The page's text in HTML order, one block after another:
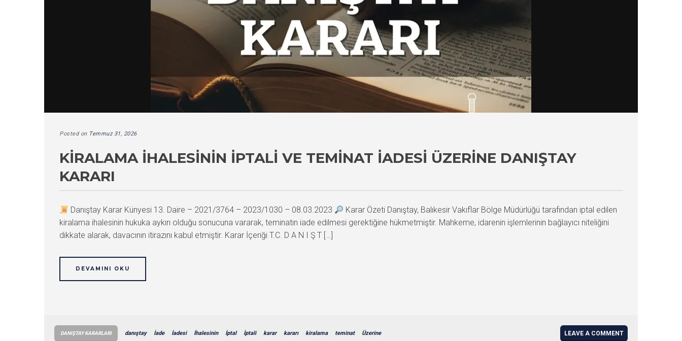
Posted on Temmuz 31, 2026
KIRALAMA İHALESININ İPTALI VE TEMINAT İADESI ÜZERINE DANIŞTAY
KARARI
Danıştay Karar Künyesi 13. Daire – 2021/3764 – 2023/1030 – 08.03.2023
Karar Özeti Danıştay, Balıkesir Vakıflar Bölge Müdürlüğü tarafından iptal edilen
kiralama ihalesinin hukuka aykırı olduğu sonucuna vararak, teminatın iade edilmesi gerektiğine hükmetmiştir. Mahkeme, idarenin işlemlerinin bağlayıcı niteliğini
dikkate alarak, davacının itirazını kabul etmiştir. Karar İçeriği T.C. D A N I Ş T […]
DEVAMINI OKU
DANIŞTAY KARARLARI danıştay İade İadesi İhalesinin İptal İptali karar kararı kiralama teminat Üzerine LEAVE A COMMENT